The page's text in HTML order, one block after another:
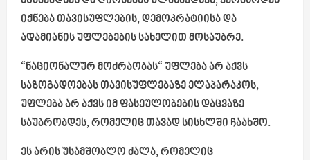
იქნება თავისუფლების, დემოკრატიისა და
ადამიანის უფლებების სახელით მოსაუბრე.
“ნაციონალურ მოძრაობას“ უფლება არ აქვს
საზოგადოებას თავისუფლებაზე ელაპარაკოს,
უფლება არ აქვს იმ ფასეულობების დაცვაზე
საუბრობდეს, რომელიც თავად სისხლში ჩაახშო.
ეს არის უსამშობლო ძალა, რომელიც